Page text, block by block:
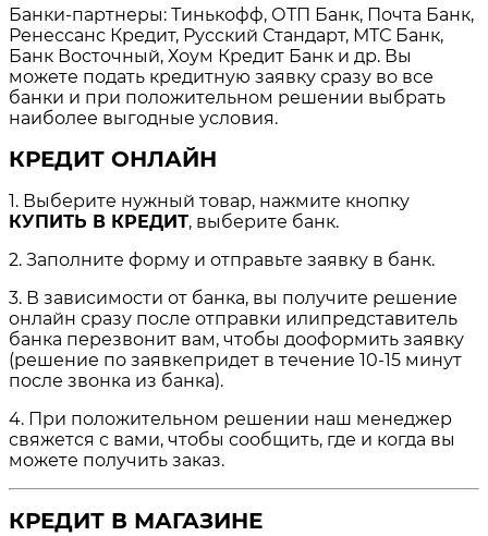
Банки-партнеры: Тинькофф, ОТП Банк, Почта Банк,
Ренессанс Кредит, Русский Стандарт, МТС Банк,
Банк Восточный, Хоум Кредит Банк и др. Вы
можете подать кредитную заявку сразу во все
банки и при положительном решении выбрать
наиболее выгодные условия.
КРЕДИТ ОНЛАЙН
1. Выберите нужный товар, нажмите кнопку
КУПИТЬ В КРЕДИТ, выберите банк.
2. Заполните форму и отправьте заявку в банк.
3. В зависимости от банка, вы получите решение
онлайн сразу после отправки илипредставитель
банка перезвонит вам, чтобы дооформить заявку
(решение по заявкепридет в течение 10-15 минут
после звонка из банка).
4. При положительном решении наш менеджер
свяжется с вами, чтобы сообщить, где и когда вы
можете получить заказ.
КРЕДИТ В МАГАЗИНЕ